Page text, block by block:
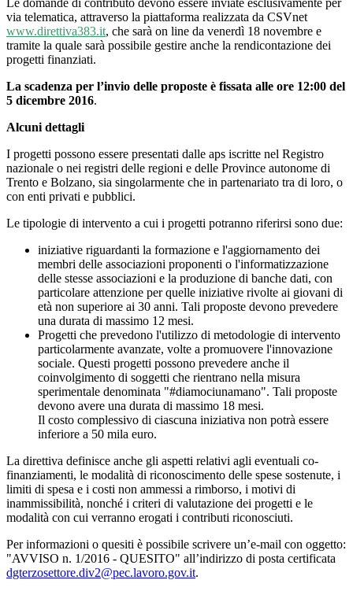
Le domande di contributo devono essere inviate esclusivamente per
via telematica, attraverso la piattaforma realizzata da CSVnet
www.direttiva383.it, che sarà on line da venerdì 18 novembre e
tramite la quale sarà possibile gestire anche la rendicontazione dei
progetti finanziati.
La scadenza per l’invio delle proposte è fissata alle ore 12:00 del
5 dicembre 2016.
Alcuni dettagli
I progetti possono essere presentati dalle aps iscritte nel Registro
nazionale o nei registri delle regioni e delle Province autonome di
Trento e Bolzano, sia singolarmente che in partenariato tra di loro, o
con enti privati e pubblici.
Le tipologie di intervento a cui i progetti potranno riferirsi sono due:
iniziative riguardanti la formazione e l'aggiornamento dei
membri delle associazioni proponenti o l'informatizzazione
delle stesse associazioni e la produzione di banche dati, con
particolare attenzione per quelle iniziative rivolte ai giovani di
età non superiore ai 30 anni. Tali proposte devono prevedere
una durata di massimo 12 mesi.
Progetti che prevedono l'utilizzo di metodologie di intervento
particolarmente avanzate, volte a promuovere l'innovazione
sociale. Questi progetti possono prevedere anche il
coinvolgimento di soggetti che rientrano nella misura
sperimentale denominata "#diamociunamano". Tali proposte
devono avere una durata di massimo 18 mesi.
Il costo complessivo di ciascuna iniziativa non potrà essere
inferiore a 50 mila euro.
La direttiva definisce anche gli aspetti relativi agli eventuali co-
finanziamenti, le modalità di riconoscimento delle spese sostenute, i
limiti di spesa e i costi non ammessi a rimborso, i motivi di
inammissibilità, nonché i criteri di valutazione dei progetti e le
modalità con cui verranno erogati i contributi riconosciuti.
Per informazioni o quesiti è possibile scrivere un’e-mail con oggetto:
"AVVISO n. 1/2016 - QUESITO" all’indirizzo di posta certificata
dgterzosettore.div2@pec.lavoro.gov.it.